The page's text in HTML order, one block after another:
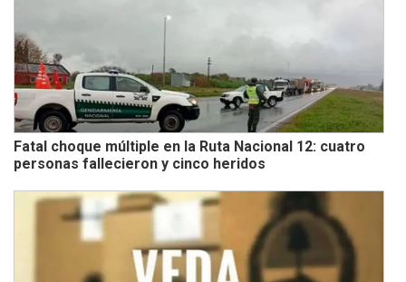
Fatal choque múltiple en la Ruta Nacional 12: cuatro
personas fallecieron y cinco heridos